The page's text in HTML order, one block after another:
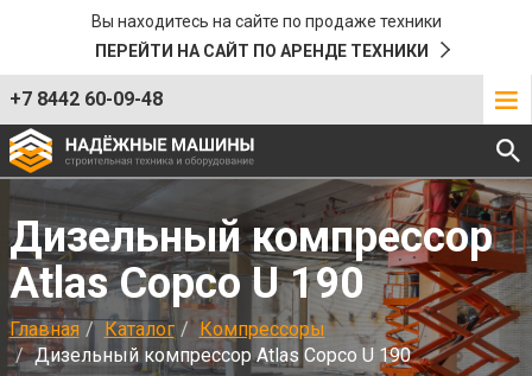
Вы находитесь на сайте по продаже техники
ПЕРЕЙТИ НА САЙТ ПО АРЕНДЕ ТЕХНИКИ
+7 8442 60-09-48
Дизельный компрессор
Atlas Copco U 190
Главная Каталог
Компрессоры
Дизельный компрессор Atlas Copco U 190